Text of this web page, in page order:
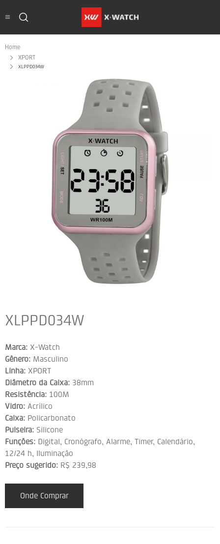
Home
XPORT
XLPPD034W
XLPPD034W
Marca: X-Watch
Gênero: Masculino
Linha: XPORT
Diâmetro da Caixa: 38mm
Resistência: 100M
Vidro: Acrílico
Caixa: Policarbonato
Pulseira: Silicone
Funções: Digital, Cronógrafo, Alarme, Timer, Calendário,
12/24 h, Iluminação
Preço sugerido: R$ 239,98
Onde Comprar